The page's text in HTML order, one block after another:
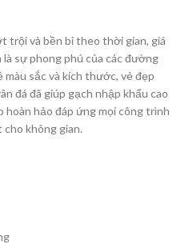
trội và bền bỉ theo thời gian, giá
sự phong phú của các đường
sắc và kích thước, vẻ đẹp
đá đã giúp gạch nhập khẩu cao
hảo đáp ứng mọi công trình
không gian.